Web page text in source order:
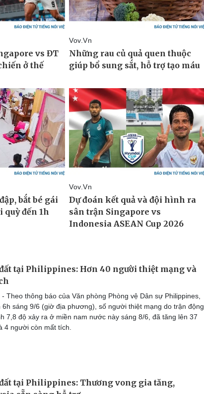
tại Philippines: Hơn 40 người thiệt mạng và
- Theo thông báo của Văn phòng Phòng vệ Dân sự Philippines,
6h sáng 9/6 (giờ địa phương), số người thiệt mạng do trận động
7,8 độ xảy ra ở miền nam nước này sáng 8/6, đã tăng lên 37
4 người còn mất tích.
tại Philippines: Thương vong gia tăng,